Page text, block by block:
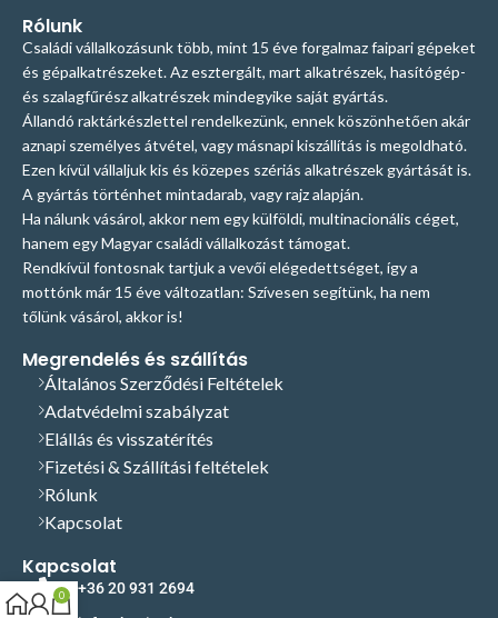
Rólunk
Családi vállalkozásunk több, mint 15 éve forgalmaz faipari gépeket
és gépalkatrészeket. Az esztergált, mart alkatrészek, hasítógép-
és szalagfűrész alkatrészek mindegyike saját gyártás.
Állandó raktárkészlettel rendelkezünk, ennek köszönhetően akár
aznapi személyes átvétel, vagy másnapi kiszállítás is megoldható.
Ezen kívül vállaljuk kis és közepes szériás alkatrészek gyártását is.
A gyártás történhet mintadarab, vagy rajz alapján.
Ha nálunk vásárol, akkor nem egy külföldi, multinacionális céget,
hanem egy Magyar családi vállalkozást támogat.
Rendkívül fontosnak tartjuk a vevői elégedettséget, így a
mottónk már 15 éve változatlan: Szívesen segítünk, ha nem
tőlünk vásárol, akkor is!
Megrendelés és szállítás
Általános Szerződési Feltételek
Adatvédelmi szabályzat
Elállás és visszatérítés
Fizetési & Szállítási feltételek
Rólunk
Kapcsolat
Kapcsolat
+36 20 931 2694
0